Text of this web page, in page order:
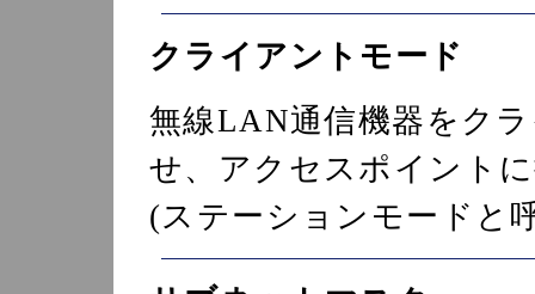
クライアントモード
無線LAN通信機器をク
せ、アクセスポイント
(ステーションモードと